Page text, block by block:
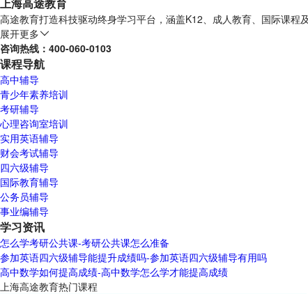
高途教育打造科技驱动终身学习平台，涵盖K12、成人教育、国际课程
展开更多
咨询热线： 400-060-0103
课程导航
高中辅导
青少年素养培训
考研辅导
心理咨询室培训
实用英语辅导
财会考试辅导
四六级辅导
国际教育辅导
公务员辅导
事业编辅导
学习资讯
怎么学考研公共课-考研公共课怎么准备
参加英语四六级辅导能提升成绩吗-参加英语四六级辅导有用吗
高中数学如何提高成绩-高中数学怎么学才能提高成绩
上海高途教育热门课程